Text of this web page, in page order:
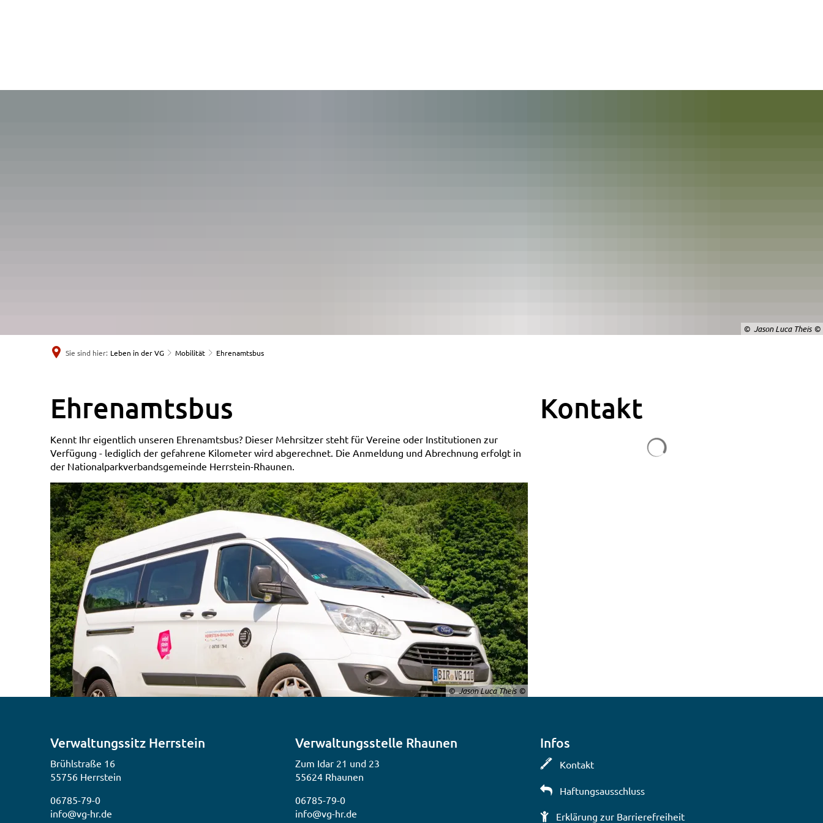
© Jason Luca Theis
Sie sind hier: Leben in der VG Mobilität Ehrenamtsbus
Ehrenamtsbus
Ehrenamtsbus
Kennt Ihr eigentlich unseren Ehrenamtsbus? Dieser Mehrsitzer steht für Vereine oder Institutionen zur
Verfügung - lediglich der gefahrene Kilometer wird abgerechnet. Die Anmeldung und Abrechnung erfolgt in
der Nationalparkverbandsgemeinde Herrstein-Rhaunen.
© Jason Luca Theis
Kontakt
Verwaltungssitz Herrstein
Brühlstraße 16
55756 Herrstein
06785-79-0
info@vg-hr.de
Verwaltungsstelle Rhaunen
Zum Idar 21 und 23
55624 Rhaunen
06785-79-0
info@vg-hr.de
Infos
Kontakt
Haftungsausschluss
Erklärung zur Barrierefreiheit